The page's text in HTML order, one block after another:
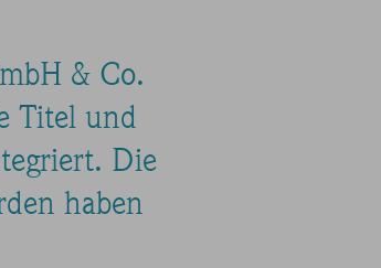
& Co.
Titel und
Die
haben